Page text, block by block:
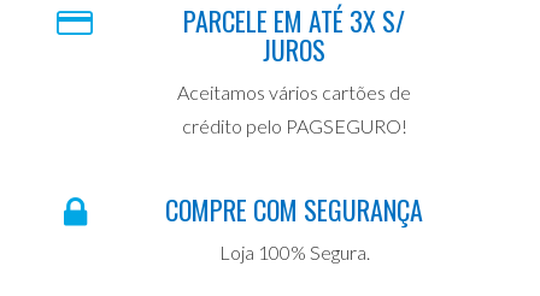
PARCELE EM ATÉ 3X S/
JUROS
Aceitamos vários cartões de
crédito pelo PAGSEGURO!
COMPRE COM SEGURANÇA
Loja 100% Segura.